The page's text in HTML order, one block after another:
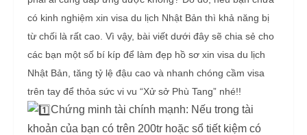
có kinh nghiệm xin visa du lịch Nhật Bản thì khả năng bị
từ chối là rất cao. Vì vậy, bài viết dưới đây sẽ chia sẻ cho
các bạn một số bí kíp để làm đẹp hồ sơ xin visa du lịch
Nhật Bản, tăng tỷ lệ đậu cao và nhanh chóng cầm visa
trên tay để thỏa sức vi vu “Xử sở Phù Tang” nhé!!
Chứng minh tài chính mạnh: Nếu trong tài
khoản của bạn có trên 200tr hoặc sổ tiết kiệm có